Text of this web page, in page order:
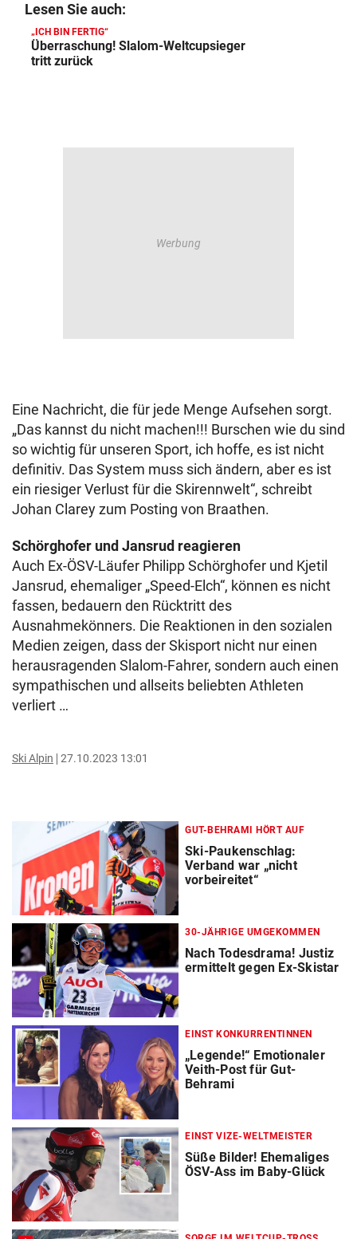
Lesen Sie auch:
„ICH BIN FERTIG“
Überraschung! Slalom-Weltcupsieger
tritt zurück
Eine Nachricht, die für jede Menge Aufsehen sorgt.
„Das kannst du nicht machen!!! Burschen wie du sind
so wichtig für unseren Sport, ich hoffe, es ist nicht
definitiv. Das System muss sich ändern, aber es ist
ein riesiger Verlust für die Skirennwelt“, schreibt
Johan Clarey zum Posting von Braathen.
Schörghofer und Jansrud reagieren
Auch Ex-ÖSV-Läufer Philipp Schörghofer und Kjetil
Jansrud, ehemaliger „Speed-Elch“, können es nicht
fassen, bedauern den Rücktritt des
Ausnahmekönners. Die Reaktionen in den sozialen
Medien zeigen, dass der Skisport nicht nur einen
herausragenden Slalom-Fahrer, sondern auch einen
sympathischen und allseits beliebten Athleten
verliert …
Ski Alpin 27.10.2023 13:01
GUT-BEHRAMI HÖRT AUF
Ski-Paukenschlag:
Verband war „nicht
vorbeireitet“
30-JÄHRIGE UMGEKOMMEN
Nach Todesdrama! Justiz
ermittelt gegen Ex-Skistar
EINST KONKURRENTINNEN
„Legende!“ Emotionaler
Veith-Post für Gut-
Behrami
EINST VIZE-WELTMEISTER
Süße Bilder! Ehemaliges
ÖSV-Ass im Baby-Glück